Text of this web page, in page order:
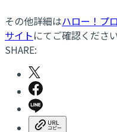
その他詳細はハロー！プ
サイトにてご確認ください
SHARE: